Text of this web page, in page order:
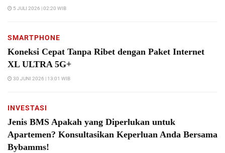
5 JULI 2026 | 02:20 WIB
SMARTPHONE
Koneksi Cepat Tanpa Ribet dengan Paket Internet
XL ULTRA 5G+
30 JUNI 2026 | 13:01 WIB
INVESTASI
Jenis BMS Apakah yang Diperlukan untuk
Apartemen? Konsultasikan Keperluan Anda Bersama
Bybamms!